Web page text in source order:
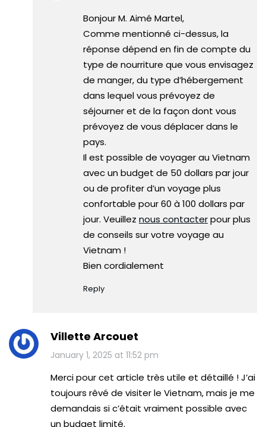
Bonjour M. Aimé Martel,
Comme mentionné ci-dessus, la
réponse dépend en fin de compte du
type de nourriture que vous envisagez
de manger, du type d’hébergement
dans lequel vous prévoyez de
séjourner et de la façon dont vous
prévoyez de vous déplacer dans le
pays.
Il est possible de voyager au Vietnam
avec un budget de 50 dollars par jour
ou de profiter d’un voyage plus
confortable pour 60 à 100 dollars par
jour. Veuillez nous contacterpour plus
de conseils sur votre voyage au
Vietnam !
Bien cordialement
Reply
Villette Arcouet
January 1, 2025 at 11:52 pm
Merci pour cet article très utile et détaillé ! J’ai
toujours rêvé de visiter le Vietnam, mais je me
demandais si c’était vraiment possible avec
un budget limité.